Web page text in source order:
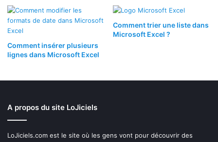
Comment insérer plusieurs
lignes dans Microsoft Excel
Comment trier une liste dans
Microsoft Excel ?
A propos du site LoJiciels
LoJiciels.com est le site où les gens vont pour découvrir des